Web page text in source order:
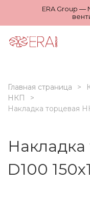
ERA Group —
Главная страница
НКП
Накладка торцевая
D100